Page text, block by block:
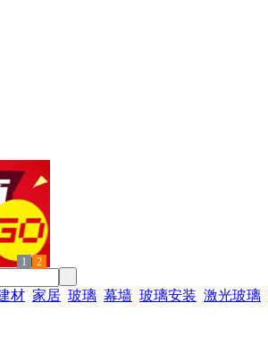
1 2
材 家居 玻璃 幕墙 玻璃安装 激光玻璃